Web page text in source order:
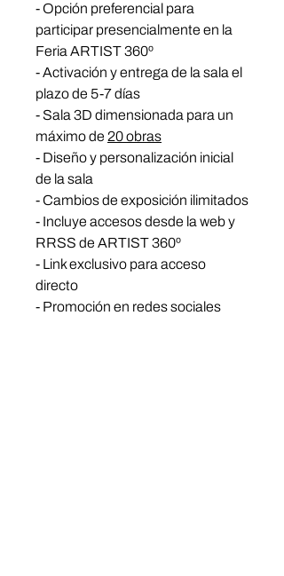
- Opción preferencial para
participar presencialmente en la
Feria ARTIST 360º
- Activación y entrega de la sala el
plazo de 5-7 días
- Sala 3D dimensionada para un
máximo de 20 obras
- Diseño y personalización inicial
de la sala
- Cambios de exposición ilimitados
- Incluye accesos desde la web y
RRSS de ARTIST 360º
- Link exclusivo para acceso
directo
- Promoción en redes sociales